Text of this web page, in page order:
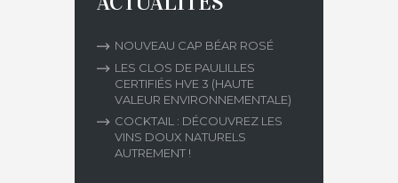
NOUVEAU CAP BÉAR ROSÉ
LES CLOS DE PAULILLES
CERTIFIÉS HVE 3 (HAUTE
VALEUR ENVIRONNEMENTALE)
COCKTAIL : DÉCOUVREZ LES
VINS DOUX NATURELS
AUTREMENT !